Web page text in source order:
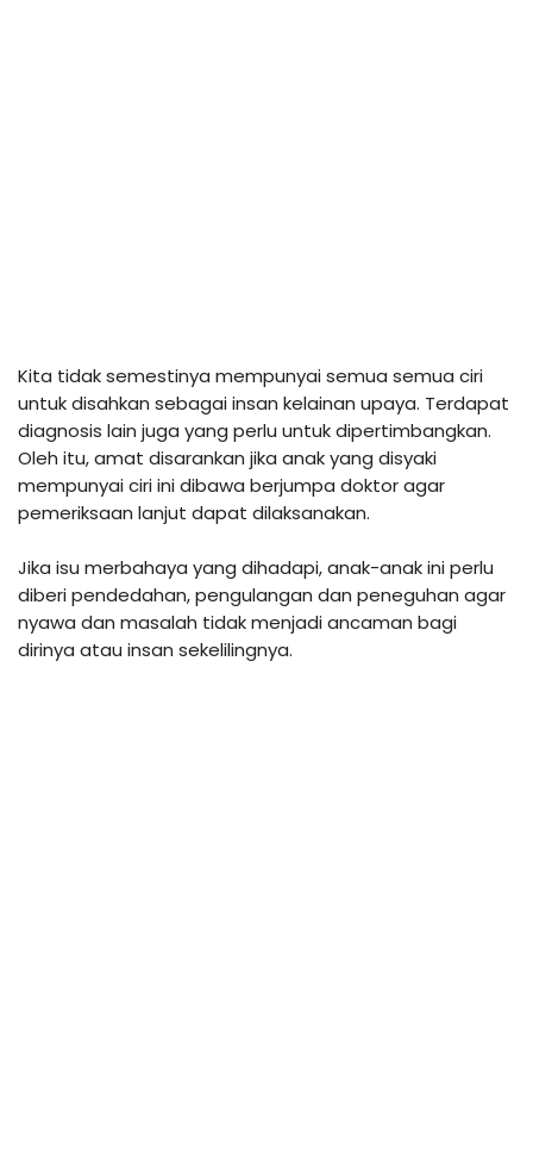
Kita tidak semestinya mempunyai semua semua ciri
untuk disahkan sebagai insan kelainan upaya. Terdapat
diagnosis lain juga yang perlu untuk dipertimbangkan.
Oleh itu, amat disarankan jika anak yang disyaki
mempunyai ciri ini dibawa berjumpa doktor agar
pemeriksaan lanjut dapat dilaksanakan.
Jika isu merbahaya yang dihadapi, anak-anak ini perlu
diberi pendedahan, pengulangan dan peneguhan agar
nyawa dan masalah tidak menjadi ancaman bagi